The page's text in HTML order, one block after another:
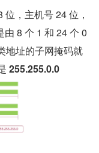
，主机号 24 位，
8 个 1 和 24 个 0
地址的子网掩码就
255.255.0.0